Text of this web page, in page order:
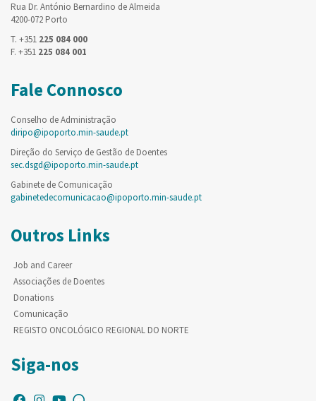
Rua Dr. António Bernardino de Almeida
4200-072 Porto
T. +351 225 084 000
F. +351 225 084 001
Fale Connosco
Conselho de Administração
diripo@ipoporto.min-saude.pt
Direção do Serviço de Gestão de Doentes
sec.dsgd@ipoporto.min-saude.pt
Gabinete de Comunicação
gabinetedecomunicacao@ipoporto.min-saude.pt
Outros Links
Job and Career
Associações de Doentes
Donations
Comunicação
REGISTO ONCOLÓGICO REGIONAL DO NORTE
Siga-nos